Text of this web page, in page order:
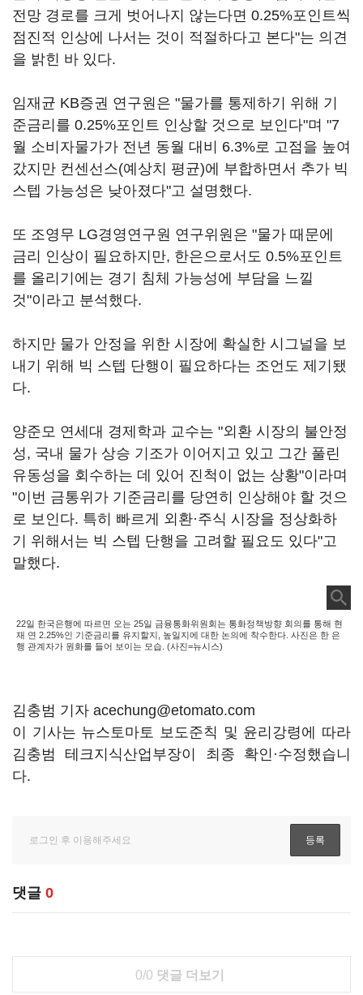
전망 경로를 크게 벗어나지 않는다면 0.25%포인트씩
점진적 인상에 나서는 것이 적절하다고 본다"는 의견
을 밝힌 바 있다.
임재균 KB증권 연구원은 "물가를 통제하기 위해 기
준금리를 0.25%포인트 인상할 것으로 보인다"며 "7
월 소비자물가가 전년 동월 대비 6.3%로 고점을 높여
갔지만 컨센선스(예상치 평균)에 부합하면서 추가 빅
스텝 가능성은 낮아졌다"고 설명했다.
또 조영무 LG경영연구원 연구위원은 "물가 때문에
금리 인상이 필요하지만, 한은으로서도 0.5%포인트
를 올리기에는 경기 침체 가능성에 부담을 느낄
것"이라고 분석했다.
하지만 물가 안정을 위한 시장에 확실한 시그널을 보
내기 위해 빅 스텝 단행이 필요하다는 조언도 제기됐
다.
양준모 연세대 경제학과 교수는 "외환 시장의 불안정
성, 국내 물가 상승 기조가 이어지고 있고 그간 풀린
유동성을 회수하는 데 있어 진척이 없는 상황"이라며
"이번 금통위가 기준금리를 당연히 인상해야 할 것으
로 보인다. 특히 빠르게 외환·주식 시장을 정상화하
기 위해서는 빅 스텝 단행을 고려할 필요도 있다"고
말했다.
22일 한국은행에 따르면 오는 25일 금융통화위원회는 통화정책방향 회의를 통해 현
재 연 2.25%인 기준금리를 유지할지, 높일지에 대한 논의에 착수한다. 사진은 한 은
행 관계자가 원화를 들어 보이는 모습. (사진=뉴시스)
김충범 기자 acechung@etomato.com
이 기사는 뉴스토마토 보도준칙 및 윤리강령에 따라
김충범 테크지식산업부장이 최종 확인·수정했습니
다.
댓글 0
0/0 댓글 더보기